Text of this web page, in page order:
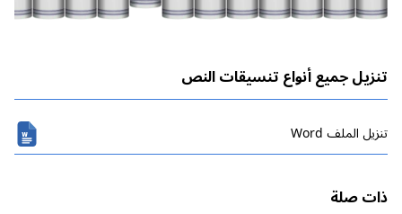
تنزيل جميع أنواع تنسيقات النص
تنزیل الملف Word
ذات صلة